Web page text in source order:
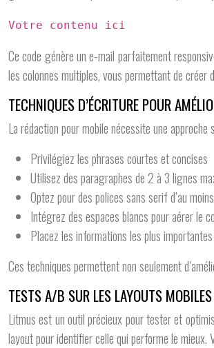
Votre contenu ici
Ce code génère un e-mail parfaitement
les colonnes multiples, vous permettant de
TECHNIQUES D’ÉCRITURE POUR
La rédaction pour mobile nécessite une
Privilégiez les phrases courtes et concises
Utilisez des paragraphes de 2 à 3 lignes
Optez pour des polices sans serif d’au
Intégrez des espaces blancs pour aérer le
Placez les informations les plus
Ces techniques permettent non seulement
TESTS A/B SUR LES LAYOUTS
Litmus est un outil précieux pour tester et
layout pour identifier celle qui performe le mieux.